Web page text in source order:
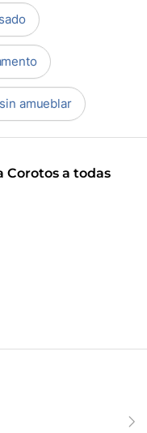
amueblar
Corotos a todas